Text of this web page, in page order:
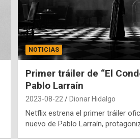
NOTICIAS
Primer tráiler de “El
Pablo Larraín
2023-08-22 Dionar Hidalgo
Netflix estrena el primer tráiler
nuevo de Pablo Larraín,